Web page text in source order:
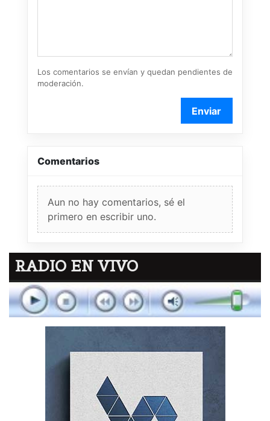
Los comentarios se envían y quedan pendientes de
moderación.
Enviar
Comentarios
Aun no hay comentarios, sé el
primero en escribir uno.
RADIO EN VIVO